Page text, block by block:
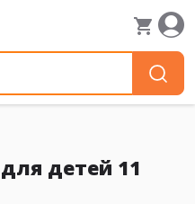
детей 11